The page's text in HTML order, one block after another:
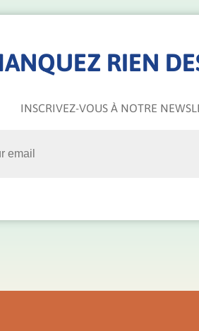
RIEN
INSCRIVEZ-VOUS À NOTRE